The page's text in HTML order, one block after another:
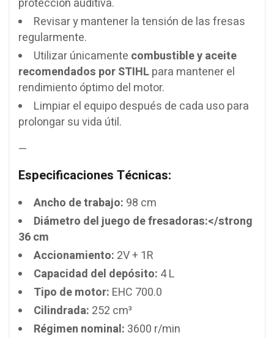
protección auditiva.
Revisar y mantener la tensión de las fresas
regularmente.
Utilizar únicamente combustible y aceite
recomendados por STIHLpara mantener el
rendimiento óptimo del motor.
Limpiar el equipo después de cada uso para
prolongar su vida útil.
—
Especificaciones Técnicas:
Ancho de trabajo: 98 cm
Diámetro del juego de fresadoras:</strong
36 cm
Accionamiento: 2V + 1R
Capacidad del depósito: 4 L
Tipo de motor: EHC 700.0
Cilindrada: 252 cm³
Régimen nominal: 3600 r/min